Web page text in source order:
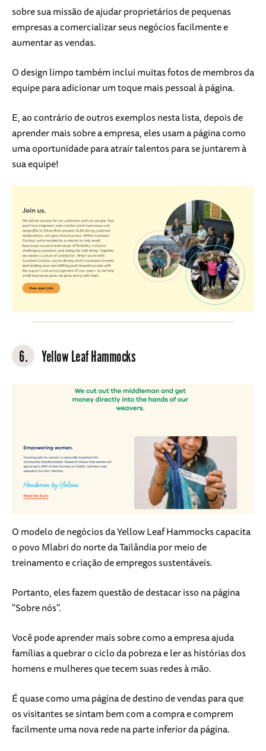
sobre sua missão de ajudar proprietários de pequenas
empresas a comercializar seus negócios facilmente e
aumentar as vendas.
O design limpo também inclui muitas fotos de membros da
equipe para adicionar um toque mais pessoal à página.
E, ao contrário de outros exemplos nesta lista, depois de
aprender mais sobre a empresa, eles usam a página como
uma oportunidade para atrair talentos para se juntarem à
sua equipe!
6. Yellow Leaf Hammocks
O modelo de negócios da Yellow Leaf Hammocks capacita
o povo Mlabri do norte da Tailândia por meio de
treinamento e criação de empregos sustentáveis.
Portanto, eles fazem questão de destacar isso na página
"Sobre nós".
Você pode aprender mais sobre como a empresa ajuda
famílias a quebrar o ciclo da pobreza e ler as histórias dos
homens e mulheres que tecem suas redes à mão.
É quase como uma página de destino de vendas para que
os visitantes se sintam bem com a compra e comprem
facilmente uma nova rede na parte inferior da página.